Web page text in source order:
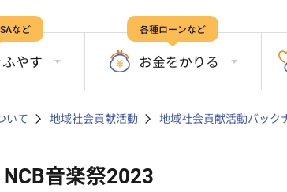
など
ふやす
各種ローンなど
お金をかりる
いて 地域社会貢献活動 地域社会貢献活動バック
音楽祭2023